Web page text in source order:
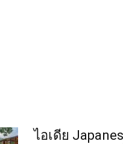
ไอเดีย